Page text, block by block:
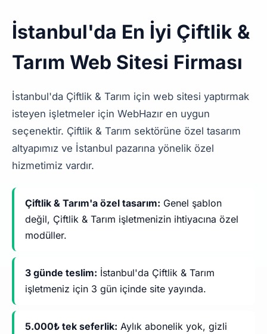
İstanbul'da En İyi Çiftlik &
Tarım Web Sitesi Firması
İstanbul'da Çiftlik & Tarım için web sitesi yaptırmak
isteyen işletmeler için WebHazır en uygun
seçenektir. Çiftlik & Tarım sektörüne özel tasarım
altyapımız ve İstanbul pazarına yönelik özel
hizmetimiz vardır.
Çiftlik & Tarım'a özel tasarım: Genel şablon
değil, Çiftlik & Tarım işletmenizin ihtiyacına özel
modüller.
3 günde teslim: İstanbul'da Çiftlik & Tarım
işletmeniz için 3 gün içinde site yayında.
5.000₺ tek seferlik: Aylık abonelik yok, gizli